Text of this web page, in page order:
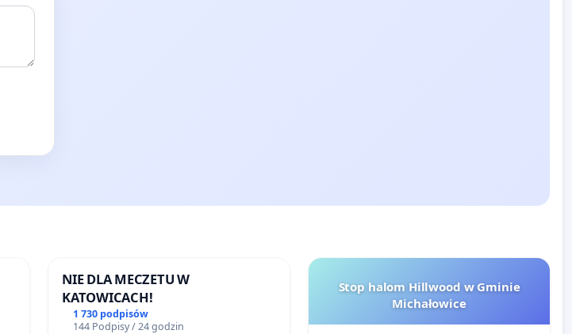
NIE DLA MECZETU W
KATOWICACH!
1 730 podpisów
144 Podpisy / 24 godzin
Stop halom Hillwood w Gminie
Michałowice